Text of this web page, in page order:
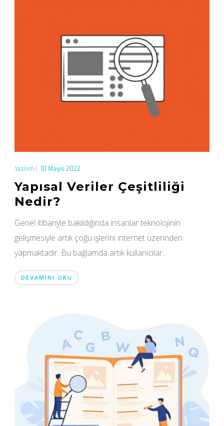
Yazılım 10 Mayıs 2022
Yapısal Veriler Çeşitliliği
Nedir?
Genel itibariyle bakıldığında insanlar teknolojinin
gelişmesiyle artık çoğu işlerini internet üzerinden
yapmaktadır. Bu bağlamda artık kullanıcılar...
DEVAMINI OKU